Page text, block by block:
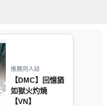
推薦同人誌
【DMC】回憶猶
如獄火灼燒
【VN】